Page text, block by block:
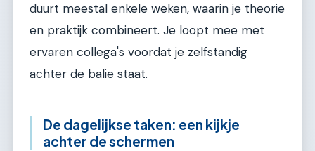
duurt meestal enkele weken, waarin je theorie
en praktijk combineert. Je loopt mee met
ervaren collega's voordat je zelfstandig
achter de balie staat.
De dagelijkse taken: een kijkje
achter de schermen